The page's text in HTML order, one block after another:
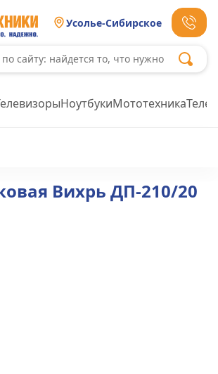
Усолье-Сибирское
НоутбукиМототехника
Вихрь ДП-210/20